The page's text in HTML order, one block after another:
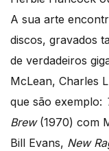
A sua arte
discos, gravados
de verdadeiros
McLean, Charles
que são exemplo:
Brew(1970) com
Bill Evans, New